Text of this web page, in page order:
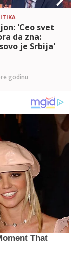
'Ceo svet
da zna:
je Srbija'
godinu